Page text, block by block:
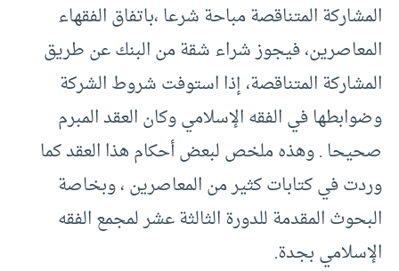
المشاركة المتناقصة مباحة شرعا ،باتفاق الفقهاء
المعاصرين، فيجوز شراء شقة من البنك عن طريق
المشاركة المتناقصة، إذا استوفت شروط الشركة
وضوابطها في الفقه الإسلامي وكان العقد المبرم
صحيحا . وهذه ملخص لبعض أحكام هذا العقد كما
وردت في كتابات كثير من المعاصرين ، وبخاصة
البحوث المقدمة للدورة الثالثة عشر لمجمع الفقه
الإسلامي بجدة.